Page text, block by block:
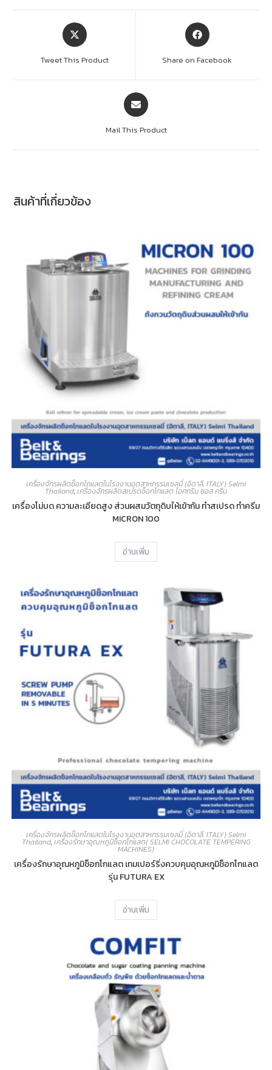
Tweet This Product Share on Facebook
Mail This Product
สินค้าที่เกี่ยวข้อง
เครื่องจักรผลิตช็อกโกแลตในโรงงานอุตสาหกรรมเซลมี่ (อิตาลี, ITALY) Selmi
Thailand,เครื่องจักรผลิตสเปรดช็อกโกแลต ไอศกรีม ซอส ครีม
เครื่องโม่บด ความละเอียดสูง ส่วนผสมวัตถุดิบให้เข้ากัน ทำสเปรด ทำครีม
MICRON 100
อ่านเพิ่ม
เครื่องจักรผลิตช็อกโกแลตในโรงงานอุตสาหกรรมเซลมี่ (อิตาลี, ITALY) Selmi
Thailand,เครื่องรักษาอุณหภูมิช็อกโกแลต( SELMI CHOCOLATE TEMPERING
MACHINES)
เครื่องรักษาอุณหภูมิช็อกโกแลต เทมเปอร์ริ่งควบคุมอุณหภูมิช็อกโกแลต
รุ่น FUTURA EX
อ่านเพิ่ม